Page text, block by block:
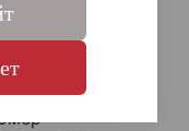
менее 25mK